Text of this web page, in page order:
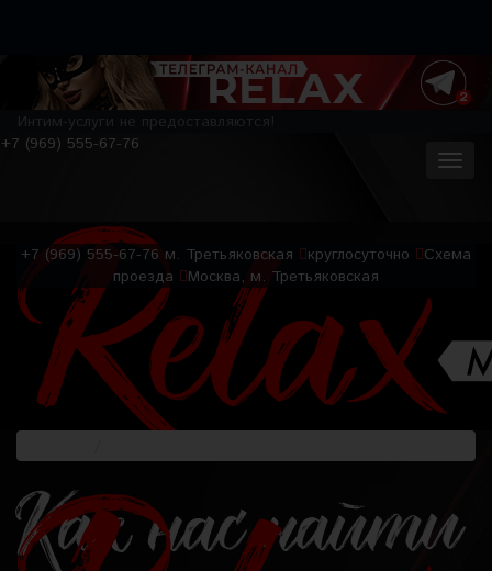
Интим-услуги не предоставляются!
+7 (969) 555-67-76
+7 (969) 555-67-76 м. Третьяковская круглосуточно
Схема
проезда
Москва, м. Третьяковская